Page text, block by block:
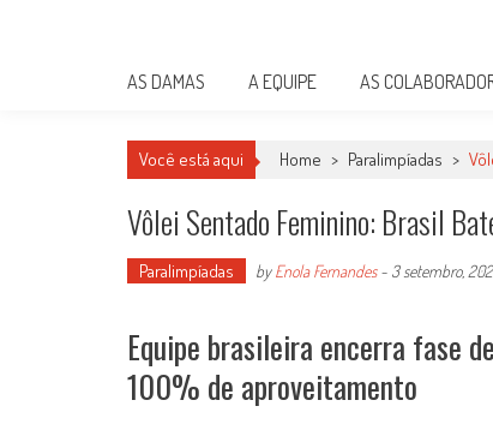
AS DAMAS A EQUIPE AS
Você está aqui Home > Paralimpíadas >
Vôlei Sentado Feminino: Brasil
Paralimpíadas byEnola Fernandes- 3 setembro,
Equipe brasileira encerra fase
100% de aproveitamento